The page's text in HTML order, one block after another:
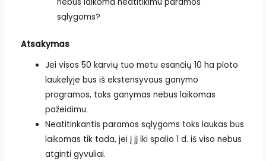
sąlygoms?
Atsakymas
Jei visos 50 karvių tuo metu esančių 10 ha ploto
laukelyje bus iš ekstensyvaus ganymo
programos, toks ganymas nebus laikomas
pažeidimu.
Neatitinkantis paramos sąlygoms toks laukas bus
laikomas tik tada, jei į jį iki spalio 1 d. iš viso nebus
atginti gyvuliai.